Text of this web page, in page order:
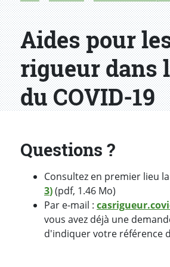
Aides pour
rigueur dans
du COVID-19
Questions ?
Consultez en premier lieu la
3)(pdf, 1.46 Mo)
Par e-mail :
vous avez déjà une
d'indiquer votre référence